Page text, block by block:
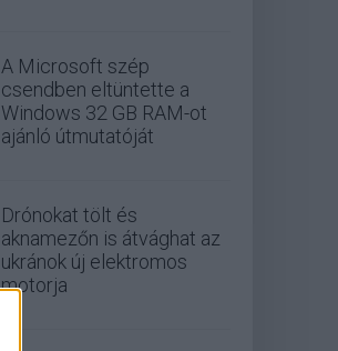
A Microsoft szép
csendben eltüntette a
Windows 32 GB RAM-ot
ajánló útmutatóját
Drónokat tölt és
aknamezőn is átvághat az
ukránok új elektromos
motorja